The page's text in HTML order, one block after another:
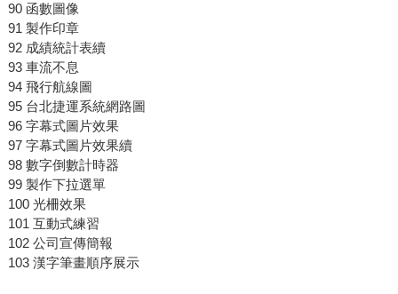
90 函數圖像
91 製作印章
92 成績統計表續
93 車流不息
94 飛行航線圖
95 台北捷運系統網路圖
96 字幕式圖片效果
97 字幕式圖片效果續
98 數字倒數計時器
99 製作下拉選單
100 光柵效果
101 互動式練習
102 公司宣傳簡報
103 漢字筆畫順序展示